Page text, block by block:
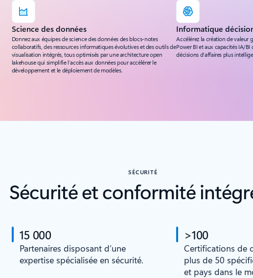
Science des données
Donnez aux équipes de science des données des blocs-notes
collaboratifs, des ressources informatiques évolutives et des outils de
visualisation intégrés, tous optimisés par une architecture open
lakehouse qui simplifie l’accès aux données pour accélérer le
développement et le déploiement de modèles.
Informatique
Accélérez la création de valeur
Power BI et aux capacités IA/BI
décisions d’affaires plus
SÉCURITÉ
Sécurité et conformité
15 000
Partenaires disposant d’une
expertise spécialisée en sécurité.
>100
Certifications de
plus de 50
et pays dans le